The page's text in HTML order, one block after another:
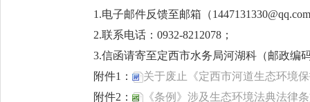
1.电子邮件反馈至邮箱（
2.联系电话：0932-8212078；
3.信函请寄至定西市水务局河湖科（邮政编
附件1：
关于废止《定西市河道生态环境
附件2：
《条例》涉及生态环境法典法律